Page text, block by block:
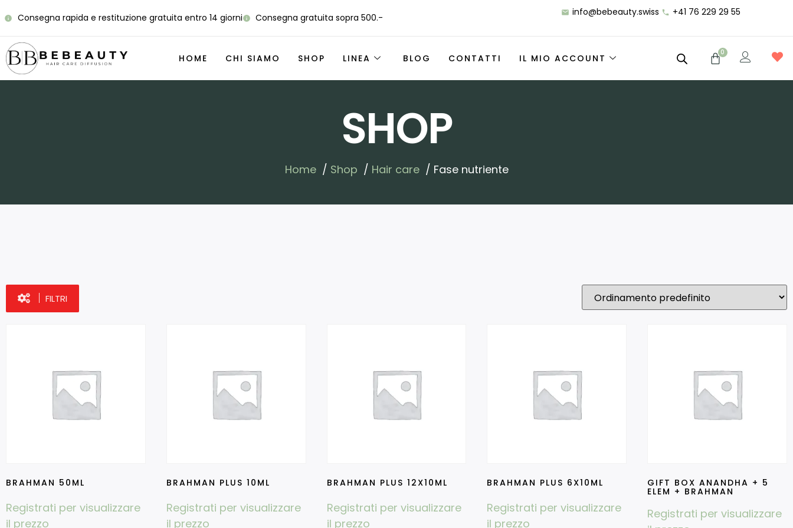
Consegna rapida e restituzione gratuita entro 14 giorni Consegna gratuita sopra 500.- info@bebeauty.swiss +41 76 229 29 55
HOME CHI SIAMO SHOP LINEA BLOG CONTATTI IL MIO ACCOUNT
0
SHOP
Home Shop Hair care Fase nutriente
FILTRI
BRAHMAN 50ML
Registrati per visualizzare
il prezzo
BRAHMAN PLUS 10ML
Registrati per visualizzare
il prezzo
BRAHMAN PLUS 12X10ML
Registrati per visualizzare
il prezzo
BRAHMAN PLUS 6X10ML
Registrati per visualizzare
il prezzo
GIFT BOX ANANDHA + 5
ELEM + BRAHMAN
Registrati per visualizzare